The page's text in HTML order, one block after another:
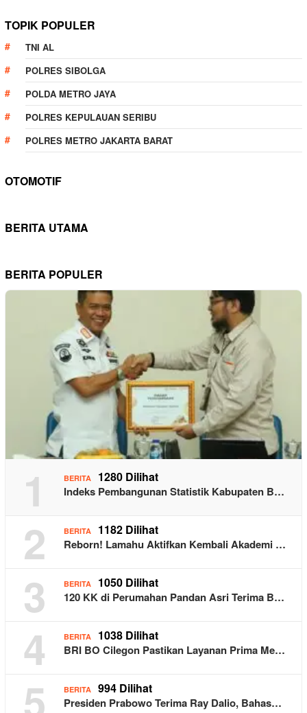
TOPIK POPULER
TNI AL
POLRES SIBOLGA
POLDA METRO JAYA
POLRES KEPULAUAN SERIBU
POLRES METRO JAKARTA BARAT
OTOMOTIF
BERITA UTAMA
BERITA POPULER
1 BERITA 1280 Dilihat
Indeks Pembangunan Statistik Kabupaten B…
2 BERITA 1182 Dilihat
Reborn! Lamahu Aktifkan Kembali Akademi …
3 BERITA 1050 Dilihat
120 KK di Perumahan Pandan Asri Terima B…
4 BERITA 1038 Dilihat
BRI BO Cilegon Pastikan Layanan Prima Me…
5 BERITA 994 Dilihat
Presiden Prabowo Terima Ray Dalio, Bahas…